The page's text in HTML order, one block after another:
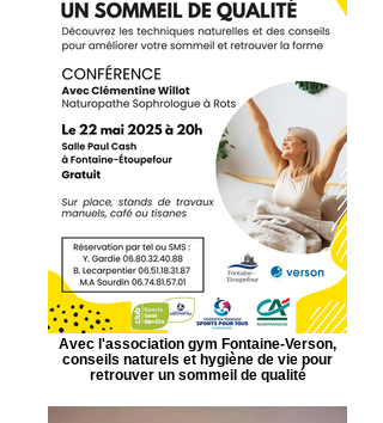
Avec l'association gym Fontaine-Verson,
conseils naturels et hygiène de vie pour
retrouver un sommeil de qualité